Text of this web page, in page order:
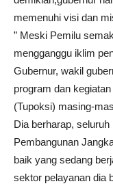
memenuhi visi dan
” Meski Pemilu
mengganggu iklim
Gubernur, wakil
program dan
(Tupoksi) masing-
Dia berharap,
Pembangunan
baik yang sedang
sektor pelayanan dia